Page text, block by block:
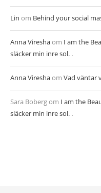
Lin om Behind your social
Anna Vireshaom I am the
släcker min inre sol. .
Anna Vireshaom Vad väntar
Sara Bobergom I am the
släcker min inre sol. .